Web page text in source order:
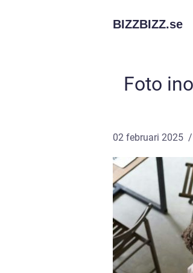
BIZZBIZZ.se
Foto
02 februari 2025